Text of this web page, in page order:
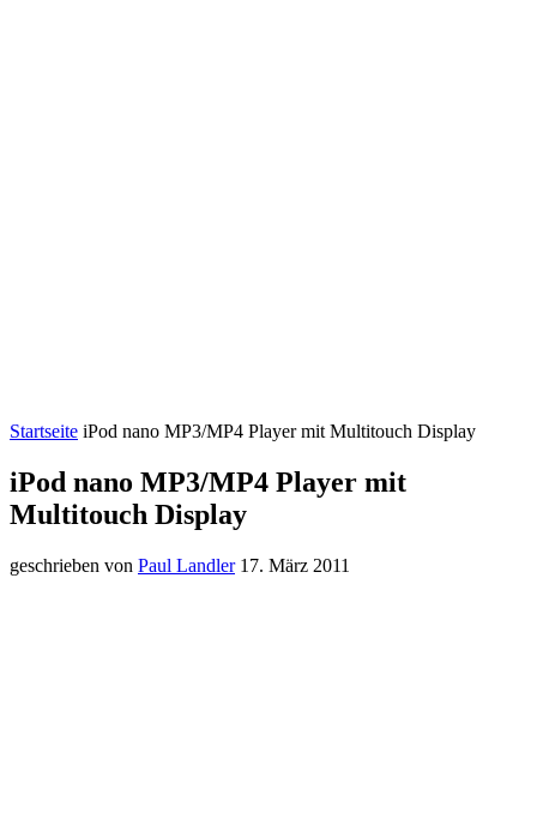
Startseite iPod nano MP3/MP4 Player mit Multitouch Display
iPod nano MP3/MP4 Player mit
Multitouch Display
geschrieben von Paul Landler 17. März 2011